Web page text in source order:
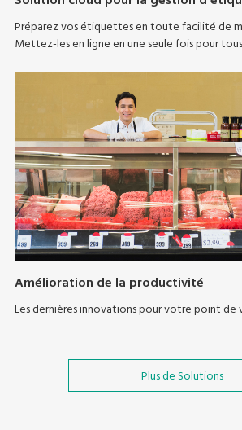
Préparez vos étiquettes en toute facilité de
Mettez-les en ligne en une seule fois pour
Amélioration de la productivité
Les dernières innovations pour votre point de
Plus de Solutions